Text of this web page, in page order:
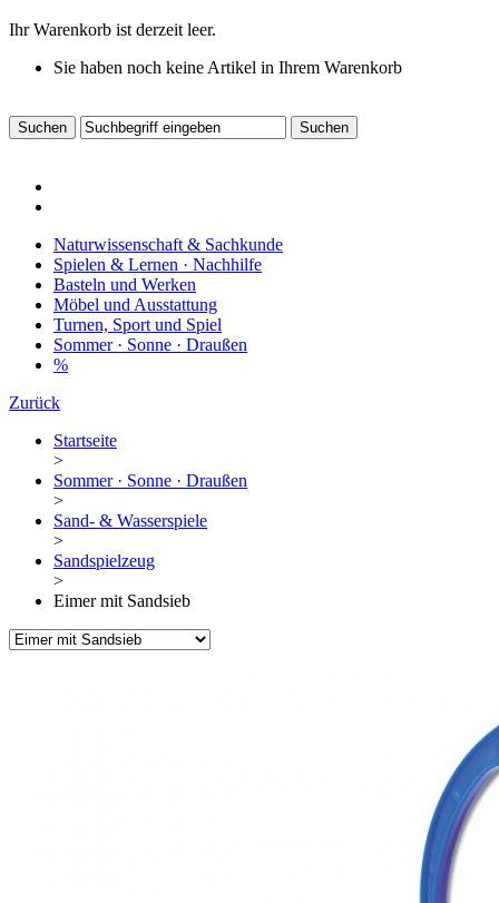
Ihr Warenkorb ist derzeit leer.
Sie haben noch keine Artikel in Ihrem Warenkorb
Naturwissenschaft & Sachkunde
Spielen & Lernen · Nachhilfe
Basteln und Werken
Möbel und Ausstattung
Turnen, Sport und Spiel
Sommer · Sonne · Draußen
%
Zurück
Startseite
>
Sommer · Sonne · Draußen
>
Sand- & Wasserspiele
>
Sandspielzeug
>
Eimer mit Sandsieb